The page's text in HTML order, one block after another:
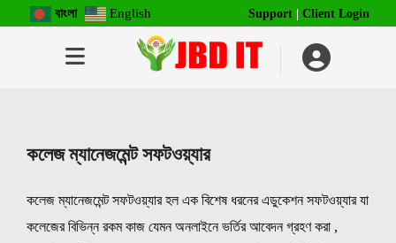
বাংলা English Support Client Login
কলেজ ম্যানেজমেন্ট সফটওয়্যার
কলেজ ম্যানেজমেন্ট সফটওয়্যার হল এক বিশেষ ধরনেরএডুকেশনসফটওয়্যার যা
কলেজের বিভিন্ন রকম কাজ যেমন অনলাইনে ভর্তির আবেদন গ্রহণ করা ,